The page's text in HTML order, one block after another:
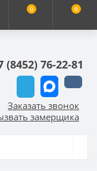
0 0
(8452) 76-22-81
Заказать звонок
замерщика